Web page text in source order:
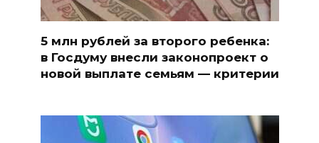
5 млн рублей за второго ребенка:
в Госдуму внесли законопроект о
новой выплате семьям — критерии